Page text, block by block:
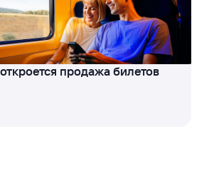
продажа билетов